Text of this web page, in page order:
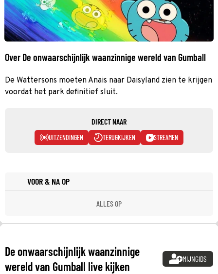
Over De onwaarschijnlijk waanzinnige wereld van Gumball
De Wattersons moeten Anais naar Daisyland zien te krijgen
voordat het park definitief sluit.
DIRECT NAAR
UITZENDINGEN TERUGKIJKEN STREAMEN
VOOR & NA OP
ALLES OP
De onwaarschijnlijk waanzinnige
wereld van Gumball live kijken
MIJNGIDS